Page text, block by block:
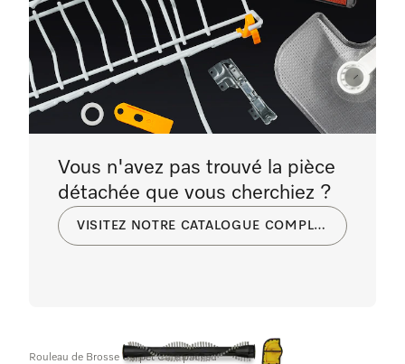
Rouleau de Brosse Carpet Care packed
Vous n'avez pas trouvé la pièce
détachée que vous cherchiez ?
VISITEZ NOTRE CATALOGUE COMPLET